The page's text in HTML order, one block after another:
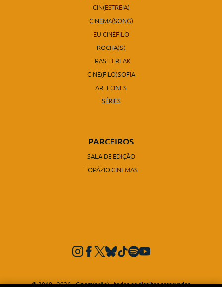
CIN(ESTREIA)
CINEMA(SONG)
EU CINÉFILO
ROCHA)S(
TRASH FREAK
CINE(FILO)SOFIA
ARTECINES
SÉRIES
PARCEIROS
SALA DE EDIÇÃO
TOPÁZIO CINEMAS
© 2010 - 2026 - Cinem(ação) - todos os direitos reservados